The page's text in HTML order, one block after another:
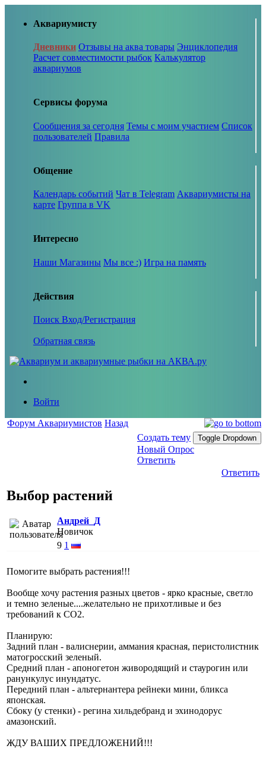
Аквариумисту
Дневники Отзывы на аква товары Энциклопедия
Расчет совместимости рыбок Калькулятор
аквариумов
Сервисы форума
Сообщения за сегодня Темы с моим участием Список
пользователей Правила
Общение
Календарь событий Чат в Telegram Аквариумисты на
карте Группа в VK
Интересно
Наши Магазины Мы все :) Игра на память
Действия
Поиск Вход/Регистрация
Обратная связь
Войти
Форум Аквариумистов Назад
Создать тему
Toggle Dropdown
Новый Опрос
Ответить
Ответить
Выбор растений
Андрей_Д
Новичок
9 1
Помогите выбрать растения!!!
Вообще хочу растения разных цветов - ярко красные, светло
и темно зеленые....желательно не прихотливые и без
требований к СО2.
Планирую:
Задний план - валиснерии, аммания красная, перистолистник
матогросский зеленый.
Средний план - апоногетон живородящий и стаурогин или
ранункулус инундатус.
Передний план - альтернантера рейнеки мини, бликса
японская.
Сбоку (у стенки) - регина хильдебранд и эхинодорус
амазонский.
ЖДУ ВАШИХ ПРЕДЛОЖЕНИЙ!!!